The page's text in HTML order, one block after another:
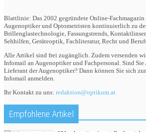
Blattlinie: Das 2002 gegründete Online-
Augenoptiker und Optometristen kontinuierlich zu
Brillenglastechnologie, Fassungstrends,
Sehhilfen, Geräteoptik, Fachliteratur, Recht und
Alle Artikel sind frei zugänglich. Zudem versenden
Infomail an Augenoptiker und Fachpersonal. Sind
Lieferant der Augenoptiker? Dann können Sie sich
Infomail anmelden.
Ihr Kontakt zu uns: redaktion@optikum.at
Empfohlene Artikel